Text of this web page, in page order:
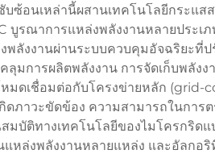
บซ้อนเหล่านี้ผสานเทคโนโลยีกระแส
บูรณาการแหล่งพลังงานหลายประเ
พลังงานผ่านระบบควบคุมอัจฉริยะที่
ลุมการผลิตพลังงาน การจัดเก็บพลัง
หมดเชื่อมต่อกับโครงข่ายหลัก (grid-
ดภาวะขัดข้อง ความสามารถในการ
มบัติทางเทคโนโลยีของไมโครกริดแ
แหล่งพลังงานหลายแหล่ง และอัลกอ